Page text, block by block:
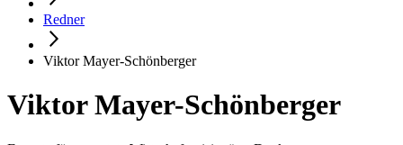
Redner
Viktor Mayer-Schönberger
Viktor Mayer-Schönberger